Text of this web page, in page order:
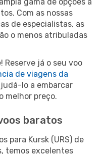
Com as nossas
de especialistas, as
o menos atribuladas
Reserve já o seu voo
de viagens da
lo a embarcar
melhor preço.
baratos
para Kursk (URS) de
temos excelentes